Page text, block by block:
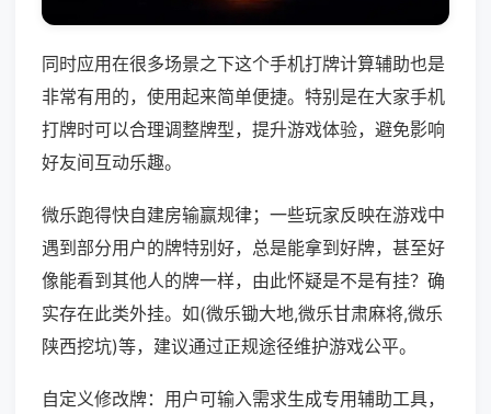
同时应用在很多场景之下这个手机打牌计算辅助也是
非常有用的，使用起来简单便捷。特别是在大家手机
打牌时可以合理调整牌型，提升游戏体验，避免影响
好友间互动乐趣。
微乐跑得快自建房输赢规律；一些玩家反映在游戏中
遇到部分用户的牌特别好，总是能拿到好牌，甚至好
像能看到其他人的牌一样，由此怀疑是不是有挂？确
实存在此类外挂。如(微乐锄大地,微乐甘肃麻将,微乐
陕西挖坑)等，建议通过正规途径维护游戏公平。
自定义修改牌：用户可输入需求生成专用辅助工具，